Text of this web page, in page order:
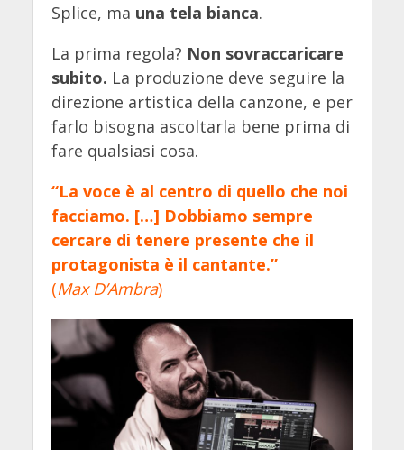
Splice, ma una tela bianca.
La prima regola? Non sovraccaricare
subito. La produzione deve seguire la
direzione artistica della canzone, e per
farlo bisogna ascoltarla bene prima di
fare qualsiasi cosa.
“La voce è al centro di quello che noi
facciamo. […] Dobbiamo sempre
cercare di tenere presente che il
protagonista è il cantante.”
(Max D’Ambra)